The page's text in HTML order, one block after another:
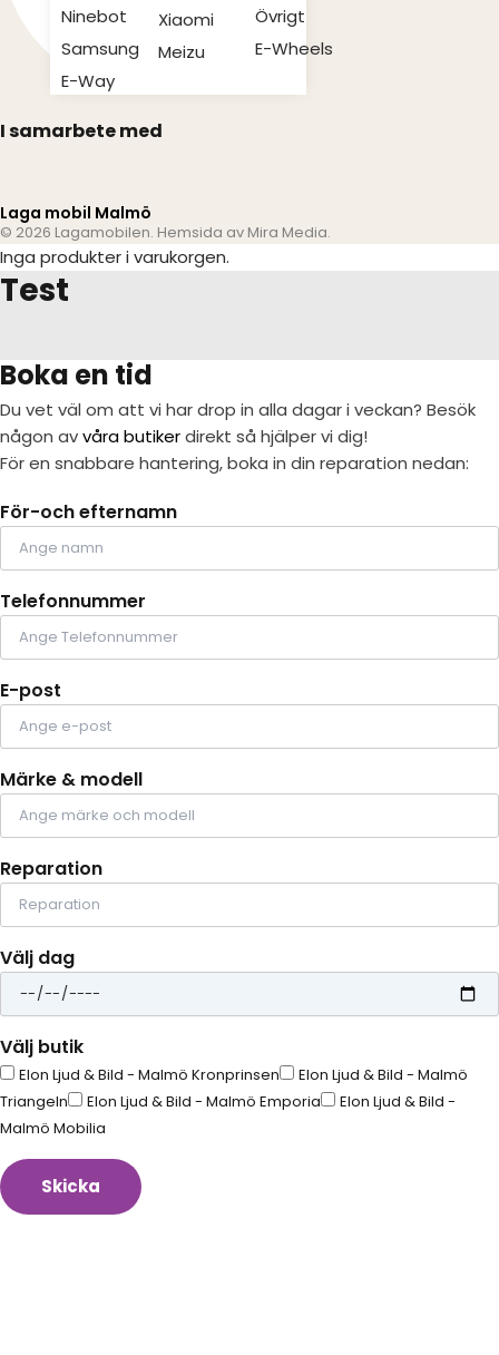
Ninebot
Samsung
E-Way
Xiaomi
Meizu
Övrigt
E-Wheels
I samarbete med
Laga mobil Malmö
© 2026 Lagamobilen. Hemsida av Mira Media.
Inga produkter i varukorgen.
Test
Boka en tid
Du vet väl om att vi har drop in alla dagar i veckan? Besök
någon avvåra butikerdirekt så hjälper vi dig!
För en snabbare hantering, boka in din reparation nedan:
För-och efternamn
Telefonnummer
E-post
Märke & modell
Reparation
Välj dag
Välj butik
Elon Ljud & Bild - Malmö Kronprinsen
Elon Ljud & Bild - Malmö
Triangeln
Elon Ljud & Bild - Malmö Emporia
Elon Ljud & Bild -
Malmö Mobilia
Skicka